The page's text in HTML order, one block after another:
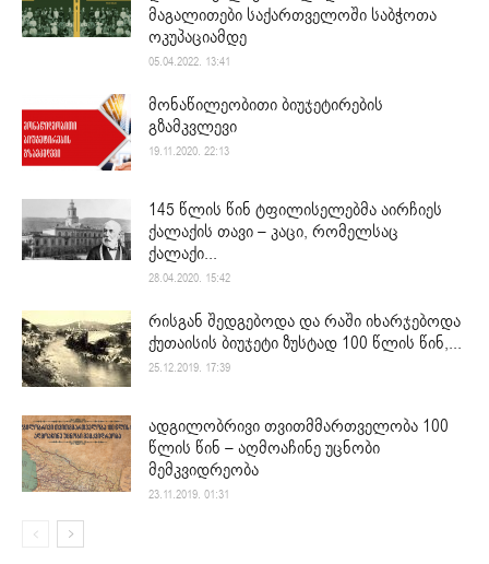
მაგალითები საქართველოში საბჭოთა
ოკუპაციამდე
05.04.2022. 13:41
მონაწილეობითი ბიუჯეტირების
გზამკვლევი
19.11.2020. 22:13
145 წლის წინ ტფილისელებმა აირჩიეს
ქალაქის თავი – კაცი, რომელსაც
ქალაქი...
28.04.2020. 15:42
რისგან შედგებოდა და რაში იხარჯებოდა
ქუთაისის ბიუჯეტი ზუსტად 100 წლის წინ,...
25.12.2019. 17:39
ადგილობრივი თვითმმართველობა 100
წლის წინ – აღმოაჩინე უცნობი
მემკვიდრეობა
23.11.2019. 01:31